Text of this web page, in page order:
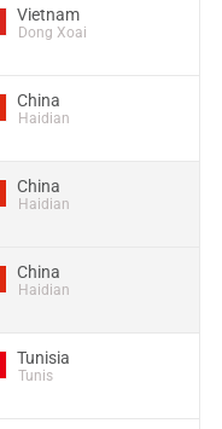
Vietnam
Dong Xoai
China
Haidian
China
Haidian
China
Haidian
Tunisia
Tunis